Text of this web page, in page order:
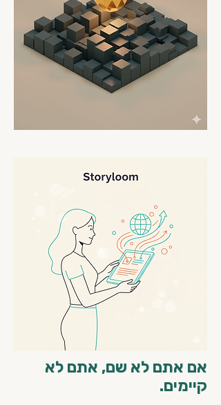
אם אתם לא שם, אתם לא
קיימים.